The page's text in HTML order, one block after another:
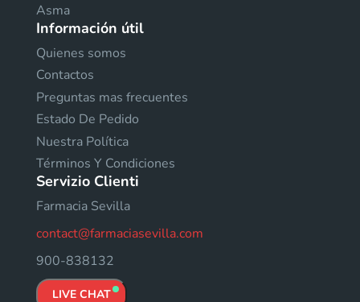
Asma
Información útil
Quienes somos
Contactos
Preguntas mas frecuentes
Estado De Pedido
Nuestra Política
Términos Y Condiciones
Servizio Clienti
Farmacia Sevilla
contact@farmaciasevilla.com
900-838132
LIVE CHAT